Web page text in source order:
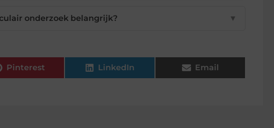
onderzoek belangrijk? ▼
Pinterest LinkedIn Email